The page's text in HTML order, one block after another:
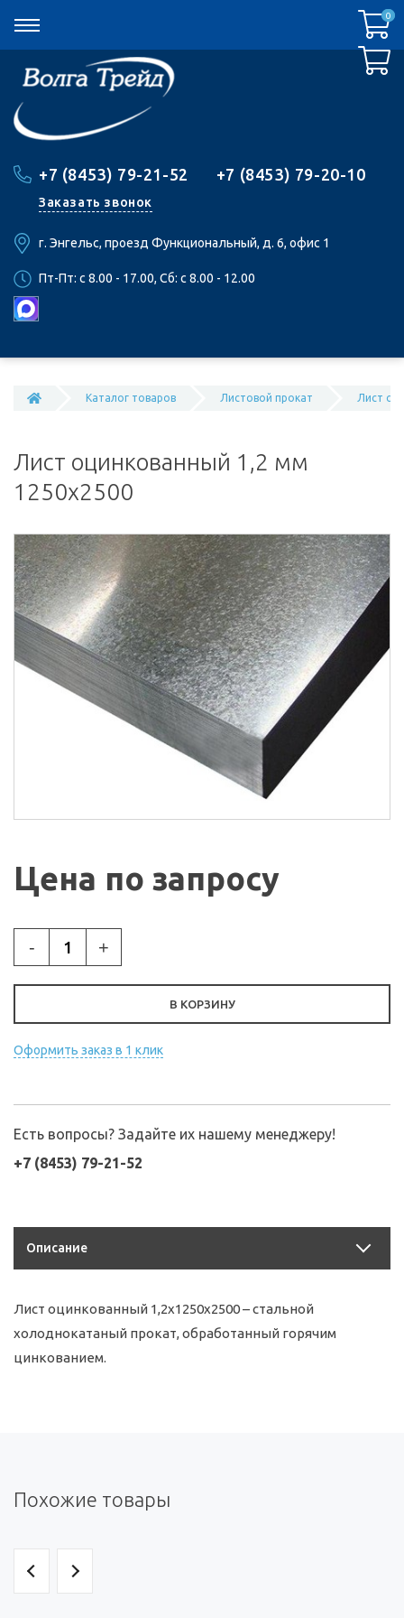
+7 (8453) 79-21-52 +7 (8453) 79-20-10
Заказать звонок
г. Энгельс, проезд Функциональный, д. 6, офис 1
Пт-Пт: c 8.00 - 17.00, Сб: c 8.00 - 12.00
0
0
Каталог товаров Листовой прокат Лист
Лист оцинкованный 1,2 мм
1250х2500
Цена по запросу
- +
В КОРЗИНУ
Оформить заказ в 1 клик
Есть вопросы? Задайте их нашему менеджеру!
+7 (8453) 79-21-52
Описание
Лист оцинкованный 1,2х1250х2500 – стальной
холоднокатаный прокат, обработанный горячим
цинкованием.
Похожие товары